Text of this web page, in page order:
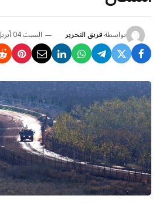
بواسطةفريق التحرير السبت 04 أبريل 7:22 م